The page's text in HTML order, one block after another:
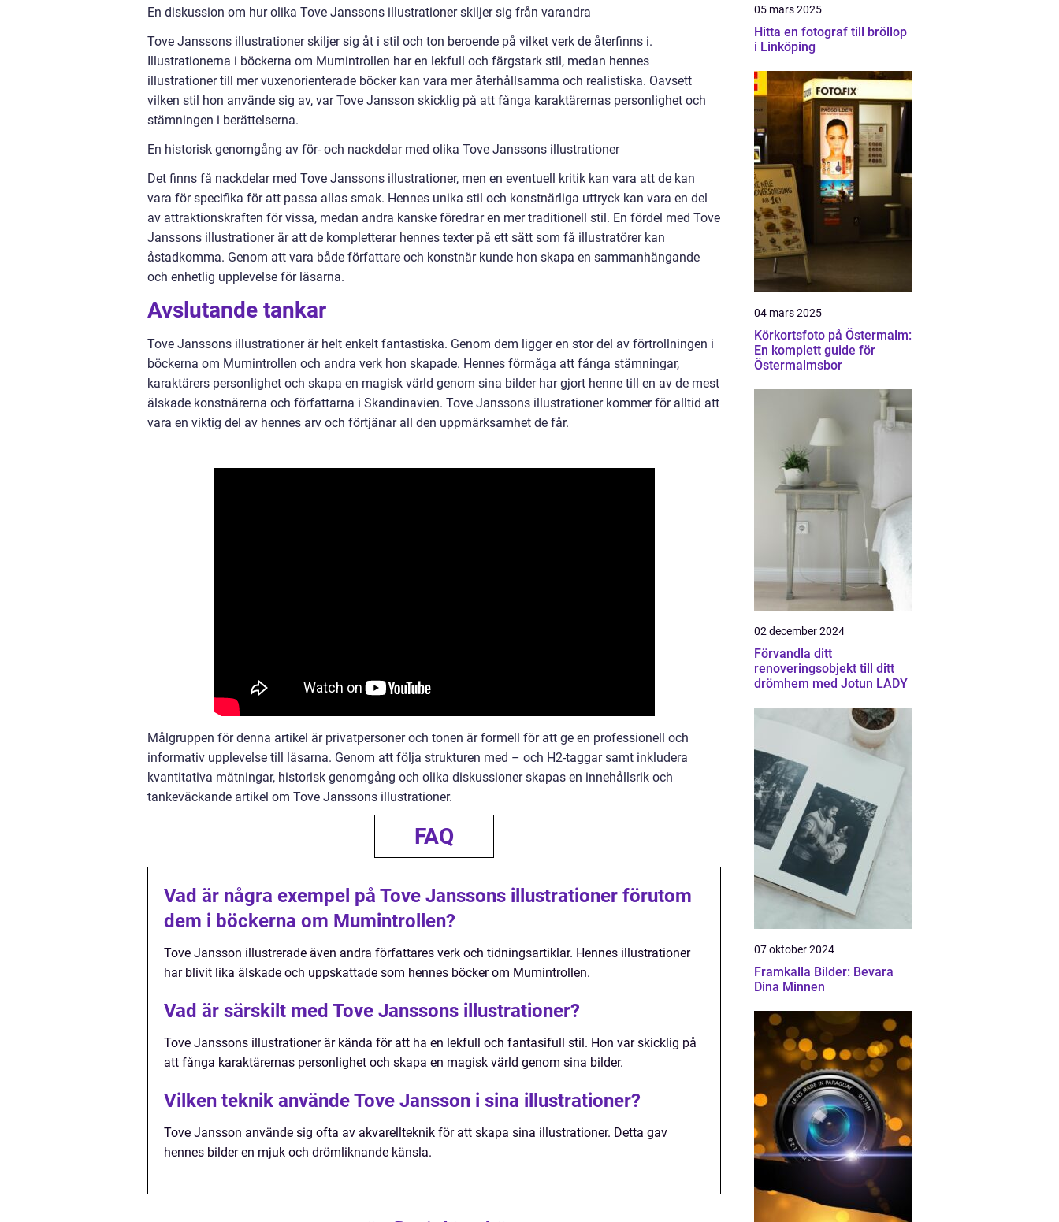
En diskussion om hur olika Tove Janssons illustrationer skiljer sig från varandra
Tove Janssons illustrationer skiljer sig åt i stil och ton beroende på vilket verk de återfinns i.
Illustrationerna i böckerna om Mumintrollen har en lekfull och färgstark stil, medan hennes
illustrationer till mer vuxenorienterade böcker kan vara mer återhållsamma och realistiska. Oavsett
vilken stil hon använde sig av, var Tove Jansson skicklig på att fånga karaktärernas personlighet och
stämningen i berättelserna.
En historisk genomgång av för- och nackdelar med olika Tove Janssons illustrationer
Det finns få nackdelar med Tove Janssons illustrationer, men en eventuell kritik kan vara att de kan
vara för specifika för att passa allas smak. Hennes unika stil och konstnärliga uttryck kan vara en del
av attraktionskraften för vissa, medan andra kanske föredrar en mer traditionell stil. En fördel med Tove
Janssons illustrationer är att de kompletterar hennes texter på ett sätt som få illustratörer kan
åstadkomma. Genom att vara både författare och konstnär kunde hon skapa en sammanhängande
och enhetlig upplevelse för läsarna.
Avslutande tankar
Tove Janssons illustrationer är helt enkelt fantastiska. Genom dem ligger en stor del av förtrollningen i
böckerna om Mumintrollen och andra verk hon skapade. Hennes förmåga att fånga stämningar,
karaktärers personlighet och skapa en magisk värld genom sina bilder har gjort henne till en av de mest
älskade konstnärerna och författarna i Skandinavien. Tove Janssons illustrationer kommer för alltid att
vara en viktig del av hennes arv och förtjänar all den uppmärksamhet de får.
Målgruppen för denna artikel är privatpersoner och tonen är formell för att ge en professionell och
informativ upplevelse till läsarna. Genom att följa strukturen med – och H2-taggar samt inkludera
kvantitativa mätningar, historisk genomgång och olika diskussioner skapas en innehållsrik och
tankeväckande artikel om Tove Janssons illustrationer.
FAQ
Vad är några exempel på Tove Janssons illustrationer förutom
dem i böckerna om Mumintrollen?
Tove Jansson illustrerade även andra författares verk och tidningsartiklar. Hennes illustrationer
har blivit lika älskade och uppskattade som hennes böcker om Mumintrollen.
Vad är särskilt med Tove Janssons illustrationer?
Tove Janssons illustrationer är kända för att ha en lekfull och fantasifull stil. Hon var skicklig på
att fånga karaktärernas personlighet och skapa en magisk värld genom sina bilder.
Vilken teknik använde Tove Jansson i sina illustrationer?
Tove Jansson använde sig ofta av akvarellteknik för att skapa sina illustrationer. Detta gav
hennes bilder en mjuk och drömliknande känsla.
05 mars 2025
Hitta en fotograf till bröllop
i Linköping
04 mars 2025
Körkortsfoto på Östermalm:
En komplett guide för
Östermalmsbor
02 december 2024
Förvandla ditt
renoveringsobjekt till ditt
drömhem med Jotun LADY
07 oktober 2024
Framkalla Bilder: Bevara
Dina Minnen